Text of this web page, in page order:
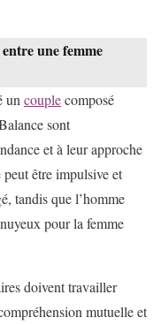
une femme
un couplecomposé
sont
et à leur approche
être impulsive et
tandis que l’homme
pour la femme
doivent travailler
mutuelle et